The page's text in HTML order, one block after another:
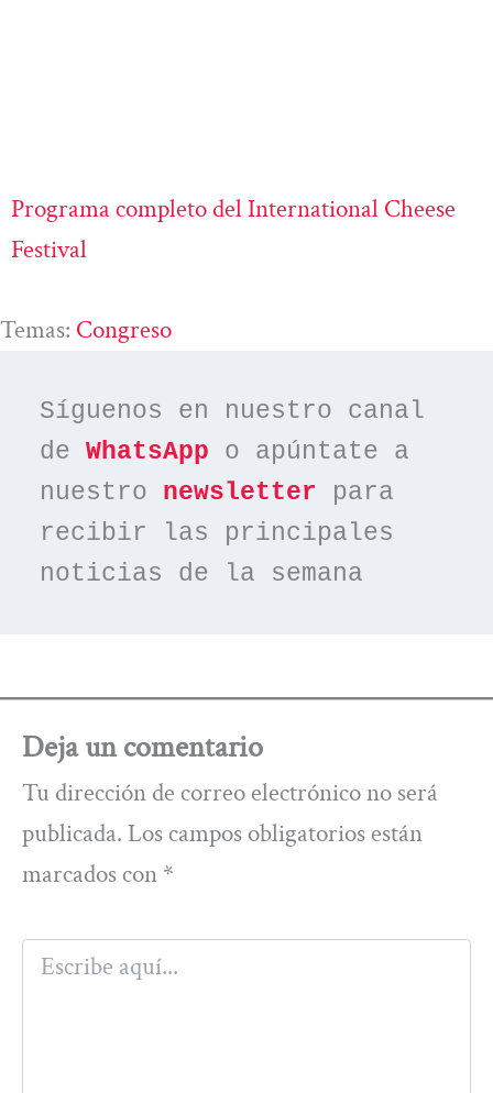
Programa completo del International Cheese
Festival
Temas: Congreso
Síguenos en nuestro canal
de WhatsApp o apúntate a
nuestro newsletter para
recibir las principales
noticias de la semana
Deja un comentario
Tu dirección de correo electrónico no será
publicada. Los campos obligatorios están
marcados con *
Escribe
aquí...